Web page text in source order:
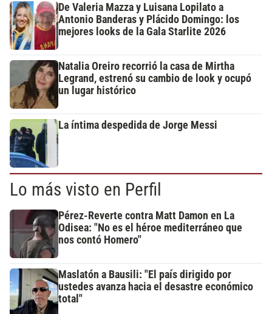
De Valeria Mazza y Luisana Lopilato a
Antonio Banderas y Plácido Domingo: los
mejores looks de la Gala Starlite 2026
Natalia Oreiro recorrió la casa de Mirtha
Legrand, estrenó su cambio de look y ocupó
un lugar histórico
La íntima despedida de Jorge Messi
Lo más visto en Perfil
Pérez-Reverte contra Matt Damon en La
Odisea: "No es el héroe mediterráneo que
nos contó Homero"
Maslatón a Bausili: "El país dirigido por
ustedes avanza hacia el desastre económico
total"